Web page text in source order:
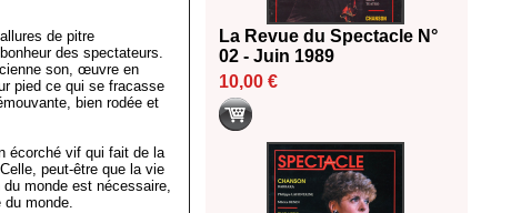
de pitre
des spectateurs.
son, œuvre en
pied ce qui se fracasse
bien rodée et
écorché vif qui fait de la
peut-être que la vie
monde est nécessaire,
monde.
La Revue du Spectacle N°
02 - Juin 1989
10,00 €